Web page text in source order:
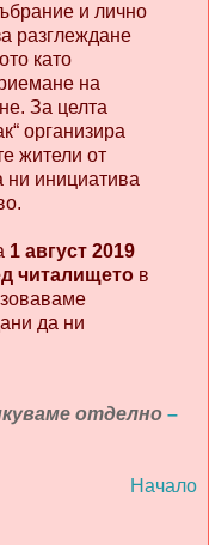
и лично
разглеждане
като
на
За целта
организира
жители от
ни инициатива
1 август 2019
читалището в
да ни
отделно –
Начало